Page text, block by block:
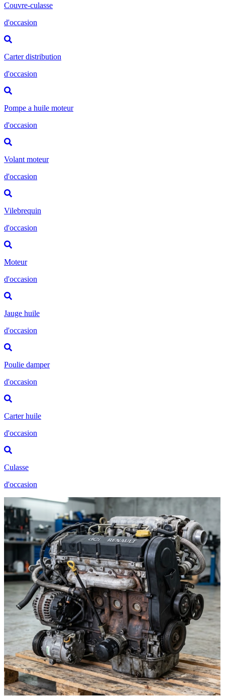
Couvre-culasse
d'occasion
Carter distribution
d'occasion
Pompe a huile moteur
d'occasion
Volant moteur
d'occasion
Vilebrequin
d'occasion
Moteur
d'occasion
Jauge huile
d'occasion
Poulie damper
d'occasion
Carter huile
d'occasion
Culasse
d'occasion